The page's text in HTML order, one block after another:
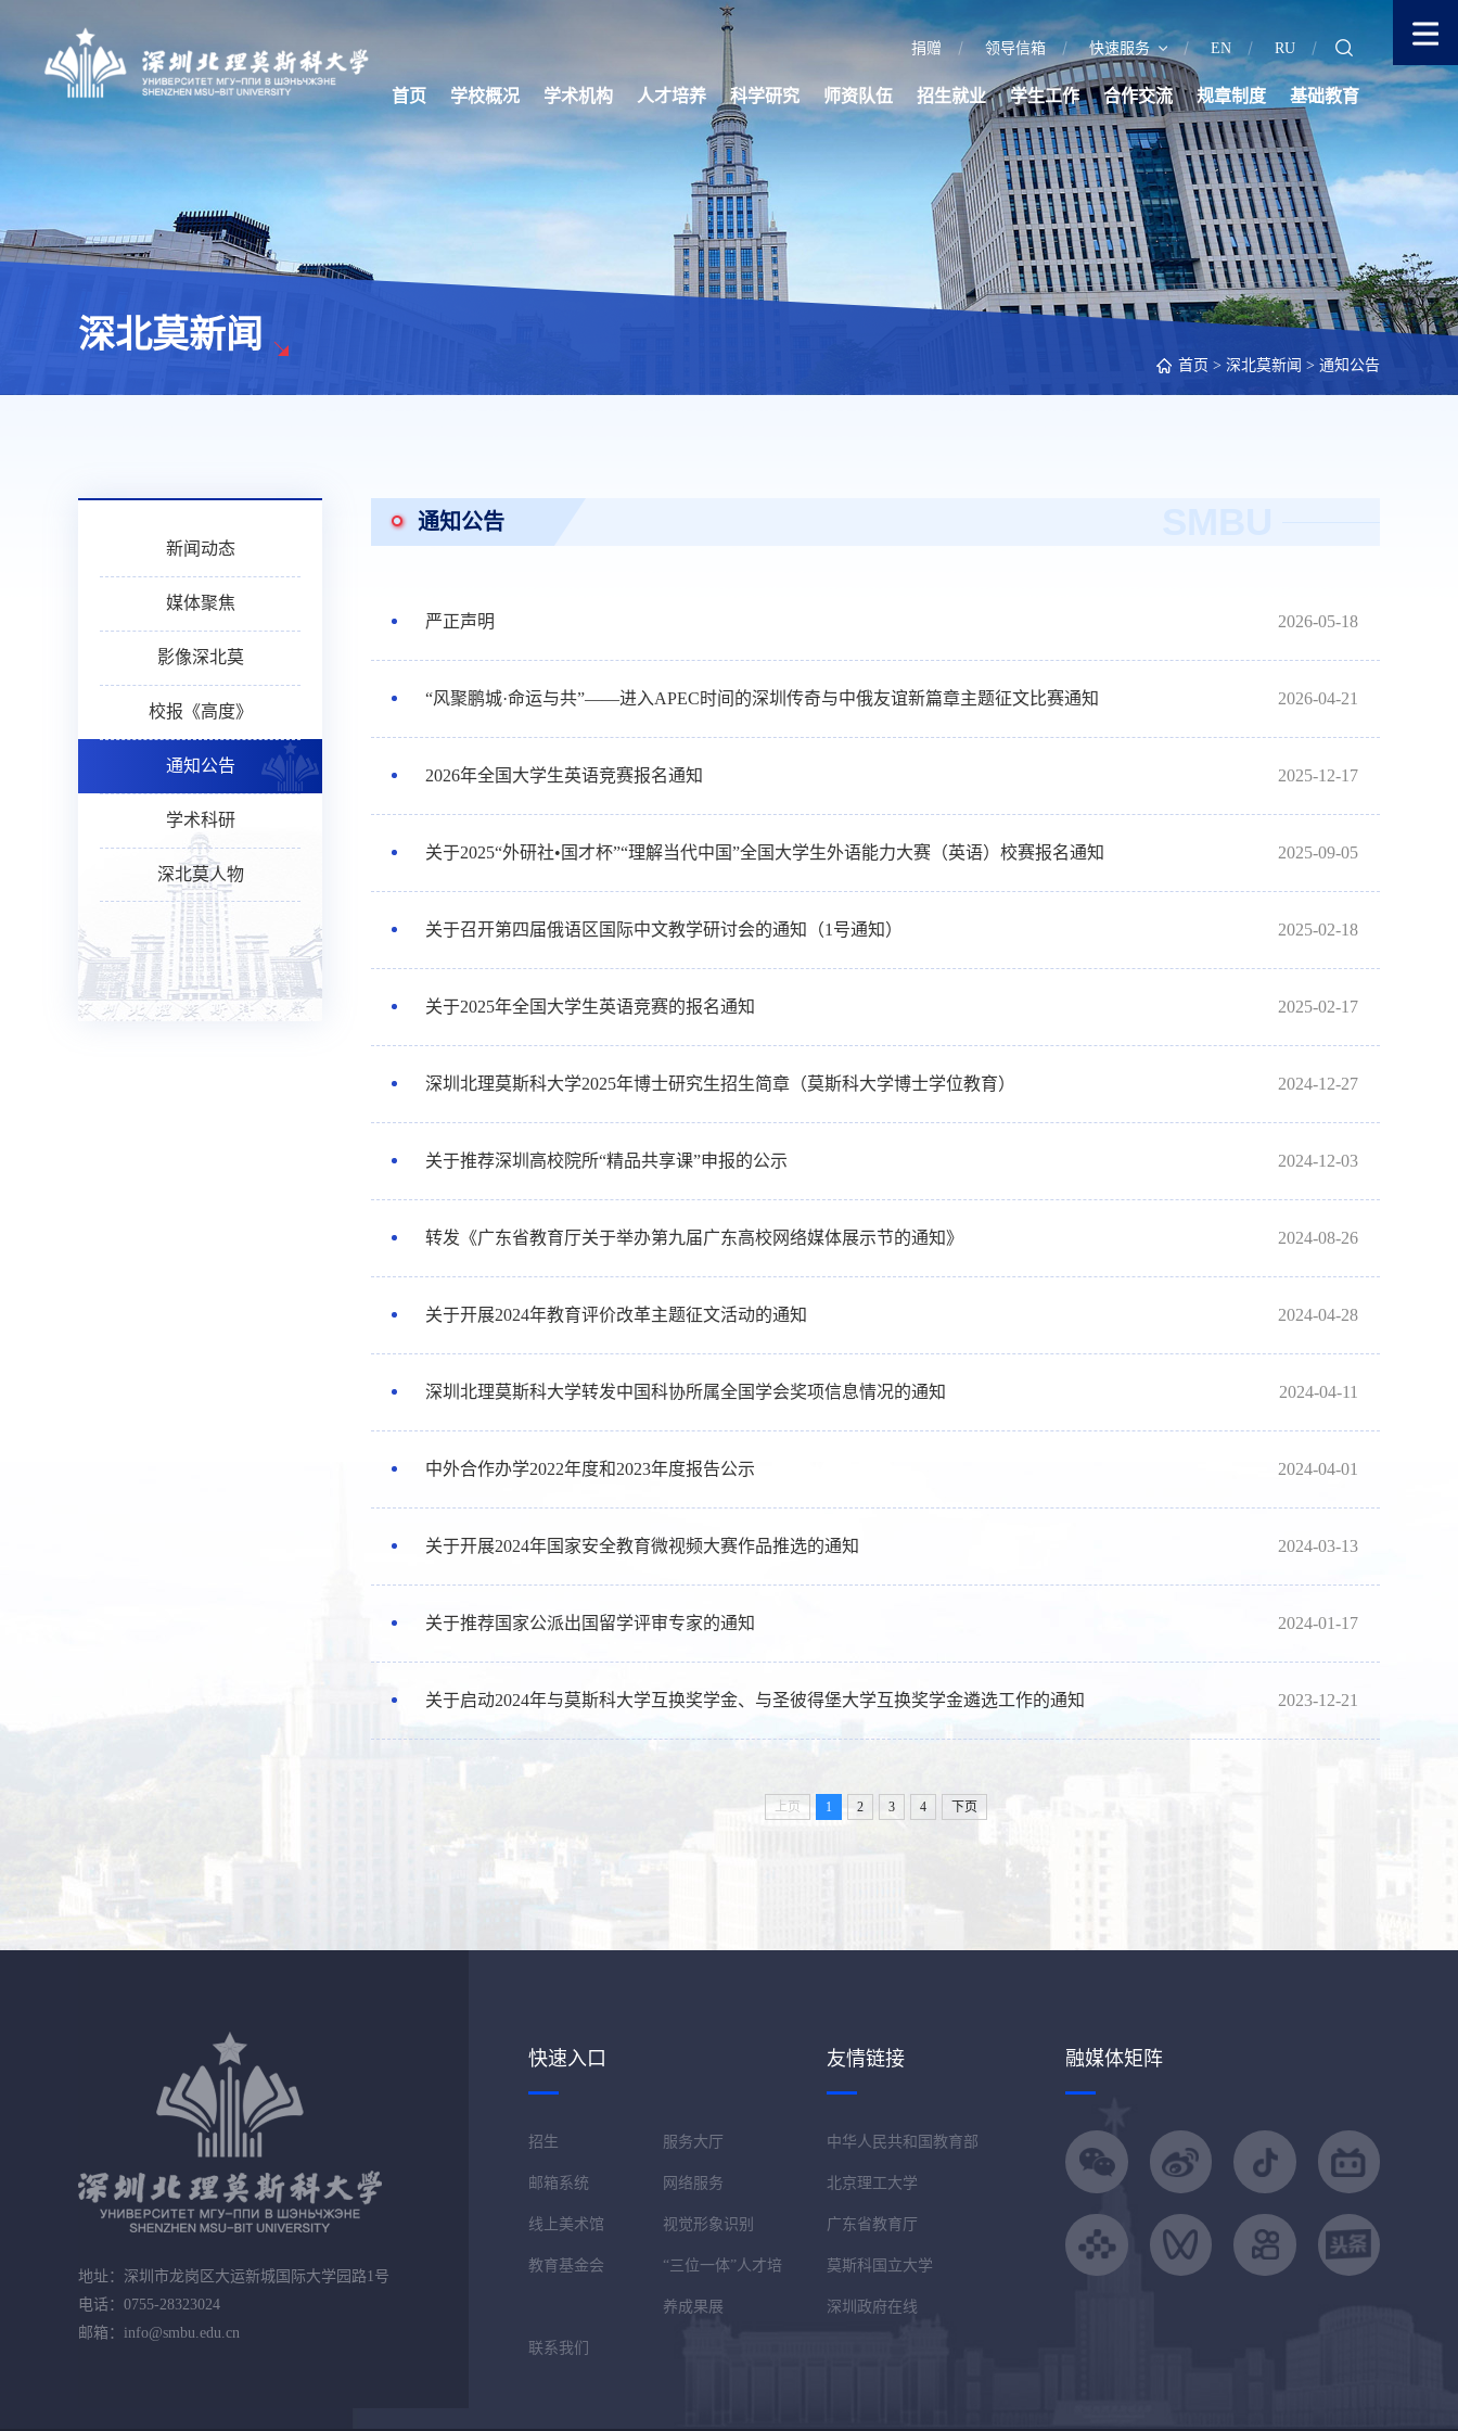
捐赠 领导信箱 快速服务 EN RU
首页 学校概况 学术机构 人才培养 科学研究 师资队伍 招生就业 学生工作 合作交流 规章制度 基础教育
深北莫新闻
首页 > 深北莫新闻 > 通知公告
新闻动态
媒体聚焦
影像深北莫
校报《高度》
通知公告
学术科研
深北莫人物
通知公告
严正声明 2026-05-18
“风聚鹏城·命运与共”——进入APEC时间的深圳传奇与中俄友谊新篇章主题征文比赛通知 2026-04-21
2026年全国大学生英语竞赛报名通知 2025-12-17
关于2025“外研社•国才杯”“理解当代中国”全国大学生外语能力大赛（英语）校赛报名通知 2025-09-05
关于召开第四届俄语区国际中文教学研讨会的通知（1号通知） 2025-02-18
关于2025年全国大学生英语竞赛的报名通知 2025-02-17
深圳北理莫斯科大学2025年博士研究生招生简章（莫斯科大学博士学位教育） 2024-12-27
关于推荐深圳高校院所“精品共享课”申报的公示 2024-12-03
转发《广东省教育厅关于举办第九届广东高校网络媒体展示节的通知》 2024-08-26
关于开展2024年教育评价改革主题征文活动的通知 2024-04-28
深圳北理莫斯科大学转发中国科协所属全国学会奖项信息情况的通知 2024-04-11
中外合作办学2022年度和2023年度报告公示 2024-04-01
关于开展2024年国家安全教育微视频大赛作品推选的通知 2024-03-13
关于推荐国家公派出国留学评审专家的通知 2024-01-17
关于启动2024年与莫斯科大学互换奖学金、与圣彼得堡大学互换奖学金遴选工作的通知 2023-12-21
上页 1 2 3 4 下页
地址：深圳市龙岗区大运新城国际大学园路1号
电话：0755-28323024
邮箱：info@smbu.edu.cn
快速入口
招生 服务大厅
邮箱系统 网络服务
线上美术馆 视觉形象识别
教育基金会 “三位一体”人才培
养成果展
联系我们
友情链接
中华人民共和国教育部
北京理工大学
广东省教育厅
莫斯科国立大学
深圳政府在线
融媒体矩阵